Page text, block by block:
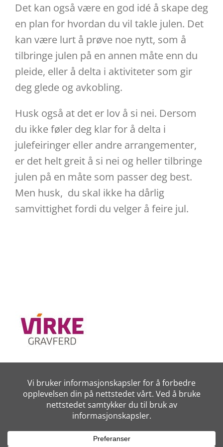
Det kan også være en god idé å skape deg
en plan for hvordan du vil takle julen. Det
kan være lurt å prøve noe nytt, som å
tilbringe julen på en annen måte enn du
pleide, eller å delta i aktiviteter som gir
deg glede og avkobling.
Husk også at det er lov å si nei. Dersom
du ikke føler deg klar for å delta i
julefeiringer eller andre arrangementer,
er det helt greit å si nei og heller tilbringe
julen på en måte som passer deg best.
Men husk, du skal ikke ha dårlig
samvittighet fordi du velger å feire jul.
Vilkår for bruk